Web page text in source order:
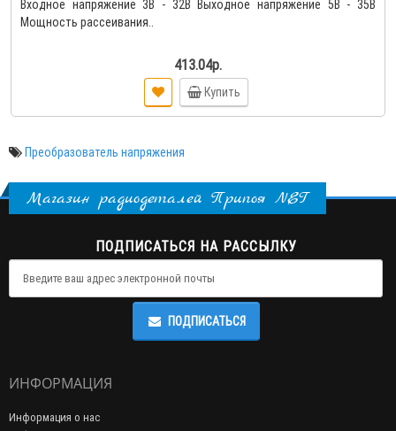
Входное напряжение 3В - 32В Выходное напряжение 5В - 35В
Мощность рассеивания..
413.04р.
Купить
Преобразователь напряжения
Магазин радиодеталей Припоя NET
ПОДПИСАТЬСЯ НА РАССЫЛКУ
ПОДПИСАТЬСЯ
ИНФОРМАЦИЯ
Информация о нас